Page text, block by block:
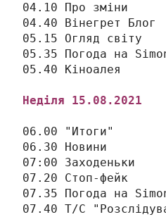
04.10 Про зміни
04.40 Вінегрет Блог
05.15 Огляд світу
05.35 Погода на
05.40 Кіноалея
Неділя 15 .08.2021
06.00 "Итоги"
06.30 Новини
07:00 Заходеньки
07.20 Стоп-фейк
07.35 Погода на
07.40 Т/С